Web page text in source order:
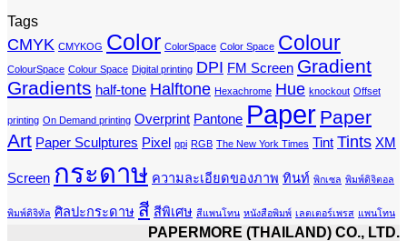
Tags
CMYK CMYKOG Color ColorSpace Color Space Colour
ColourSpace Colour Space Digital printing DPI FM Screen Gradient
Gradients half-tone Halftone Hexachrome Hue knockout Offset
printing On Demand printing Overprint Pantone Paper Paper
Art Paper Sculptures Pixel ppi RGB The New York Times Tint Tints XM
Screen กระดาษ ความละเอียดของภาพ ทินท์ พิกเซล พิมพ์ดิจิตอล
พิมพ์ดิจิทัล ศิลปะกระดาษ สี สีพิเศษ สีแพนโทน หนังสือพิมพ์ เลตเตอร์เพรส แพนโทน
PAPERMORE (THAILAND) CO., LTD.